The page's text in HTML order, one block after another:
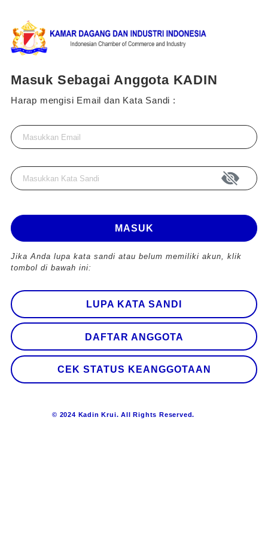
Masuk Sebagai Anggota KADIN
Harap mengisi Email dan Kata Sandi :
MASUK
Jika Anda lupa kata sandi atau belum memiliki akun, klik
tombol di bawah ini:
LUPA KATA SANDI
DAFTAR ANGGOTA
CEK STATUS KEANGGOTAAN
© 2024 Kadin Krui. All Rights Reserved.